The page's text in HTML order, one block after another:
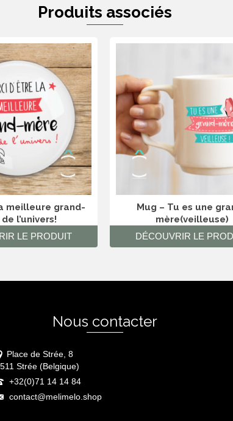
Produits associés
meilleure grand-
l’univers!
LE PRODUIT
Mug – Tu es une
mère(veilleuse)
DÉCOUVRIR LE
Nous contacter
Place de Strée, 8
Strée (Belgique)
+32(0)71 14 14 84
contact@melimelo.shop